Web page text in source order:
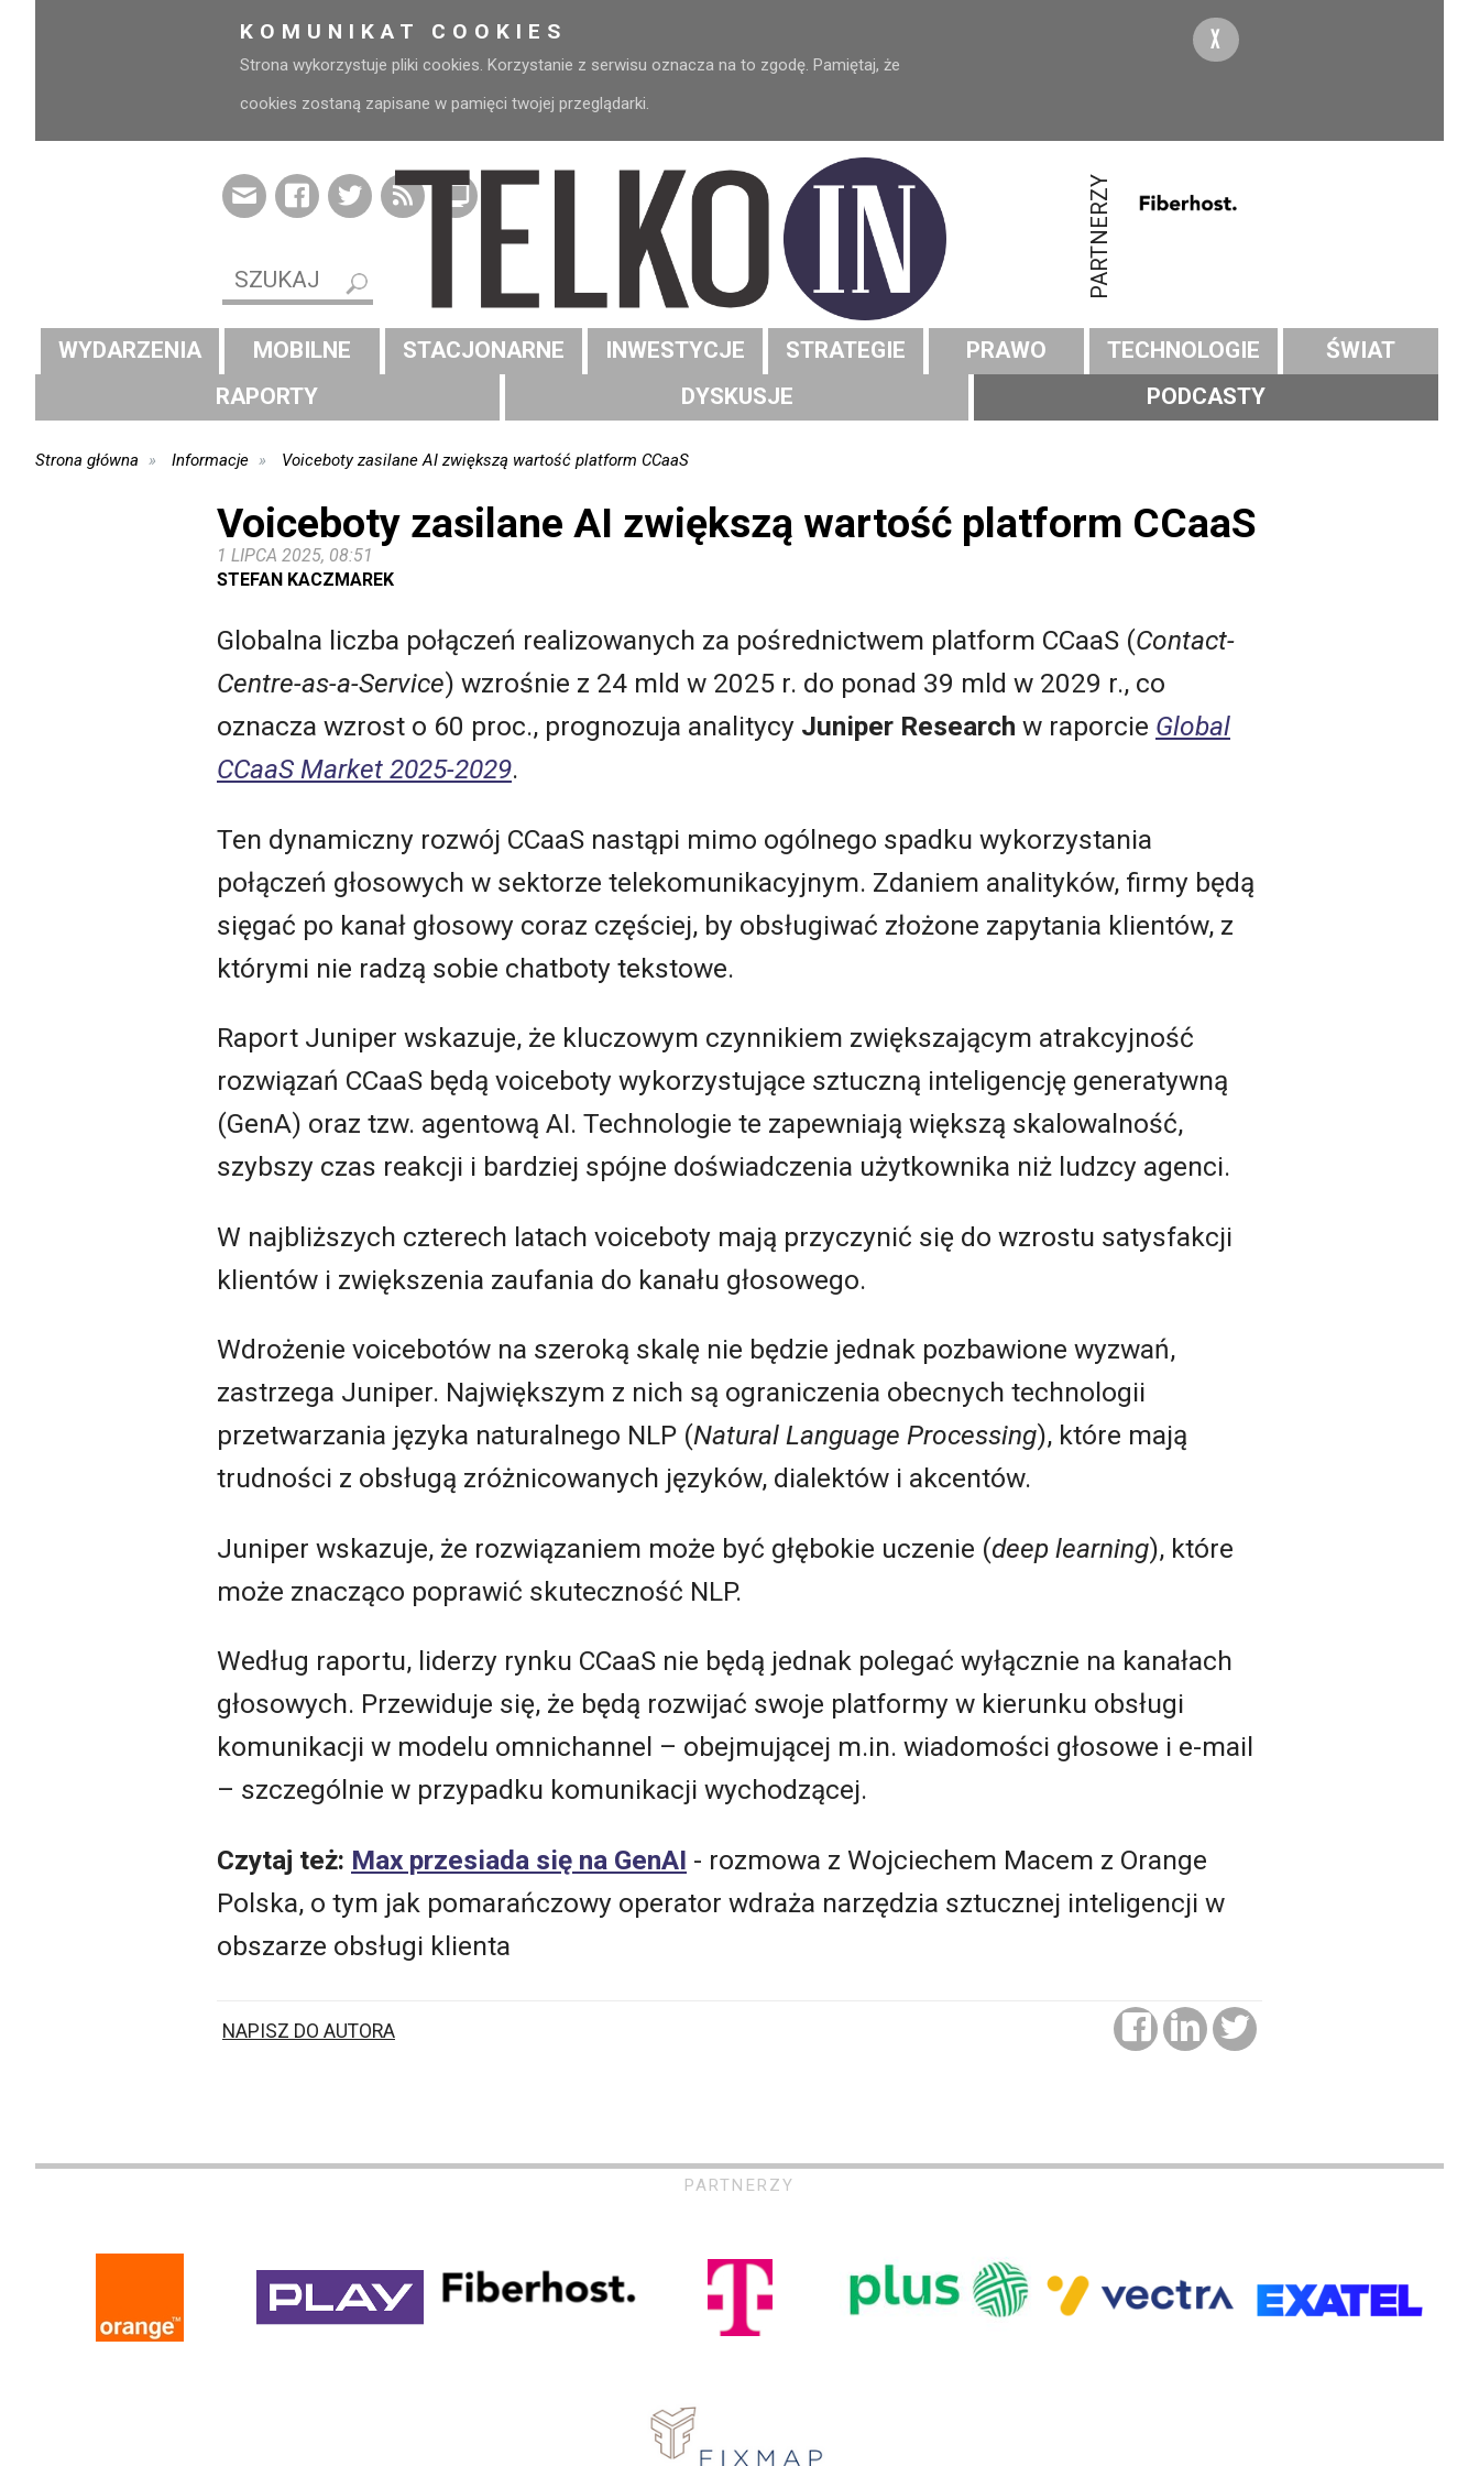
KOMUNIKAT COOKIES
Strona wykorzystuje pliki cookies. Korzystanie z serwisu oznacza na to zgodę. Pamiętaj, że
cookies zostaną zapisane w pamięci twojej przeglądarki.
X
PARTNERZY
WYDARZENIA MOBILNE STACJONARNE INWESTYCJE STRATEGIE PRAWO TECHNOLOGIE
ŚWIAT
RAPORTY
DYSKUSJE PODCASTY
Strona główna Informacje Voiceboty zasilane AI zwiększą wartość platform CCaaS
Voiceboty zasilane AI zwiększą wartość platform CCaaS
1 LIPCA 2025, 08:51
STEFAN KACZMAREK
Globalna liczba połączeń realizowanych za pośrednictwem platform CCaaS (Contact-
Centre-as-a-Service) wzrośnie z 24 mld w 2025 r. do ponad 39 mld w 2029 r., co
oznacza wzrost o 60 proc., prognozuja analitycy Juniper Research w raporcie Global
CCaaS Market 2025-2029.
Ten dynamiczny rozwój CCaaS nastąpi mimo ogólnego spadku wykorzystania
połączeń głosowych w sektorze telekomunikacyjnym. Zdaniem analityków, firmy będą
sięgać po kanał głosowy coraz częściej, by obsługiwać złożone zapytania klientów, z
którymi nie radzą sobie chatboty tekstowe.
Raport Juniper wskazuje, że kluczowym czynnikiem zwiększającym atrakcyjność
rozwiązań CCaaS będą voiceboty wykorzystujące sztuczną inteligencję generatywną
(GenA) oraz tzw. agentową AI. Technologie te zapewniają większą skalowalność,
szybszy czas reakcji i bardziej spójne doświadczenia użytkownika niż ludzcy agenci.
W najbliższych czterech latach voiceboty mają przyczynić się do wzrostu satysfakcji
klientów i zwiększenia zaufania do kanału głosowego.
Wdrożenie voicebotów na szeroką skalę nie będzie jednak pozbawione wyzwań,
zastrzega Juniper. Największym z nich są ograniczenia obecnych technologii
przetwarzania języka naturalnego NLP (Natural Language Processing), które mają
trudności z obsługą zróżnicowanych języków, dialektów i akcentów.
Juniper wskazuje, że rozwiązaniem może być głębokie uczenie (deep learning), które
może znacząco poprawić skuteczność NLP.
Według raportu, liderzy rynku CCaaS nie będą jednak polegać wyłącznie na kanałach
głosowych. Przewiduje się, że będą rozwijać swoje platformy w kierunku obsługi
komunikacji w modelu omnichannel – obejmującej m.in. wiadomości głosowe i e-mail
– szczególnie w przypadku komunikacji wychodzącej.
Czytaj też: Max przesiada się na GenAI - rozmowa z Wojciechem Macem z Orange
Polska, o tym jak pomarańczowy operator wdraża narzędzia sztucznej inteligencji w
obszarze obsługi klienta
NAPISZ DO AUTORA
PARTNERZY